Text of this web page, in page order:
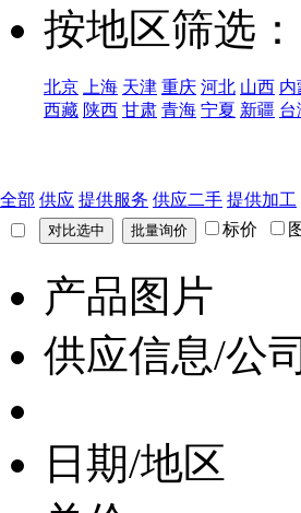
按地区筛选：
北京 上海 天津 重庆 河北 山西 内
西藏 陕西 甘肃 青海 宁夏 新疆 台
全部 供应 提供服务 供应二手 提供加工
标价
产品图片
供应信息/公司
日期/地区